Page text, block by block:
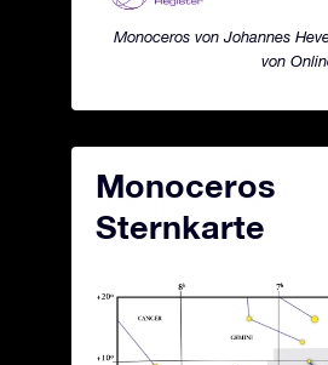
Monoceros von Johannes
von
Monoceros
Sternkarte